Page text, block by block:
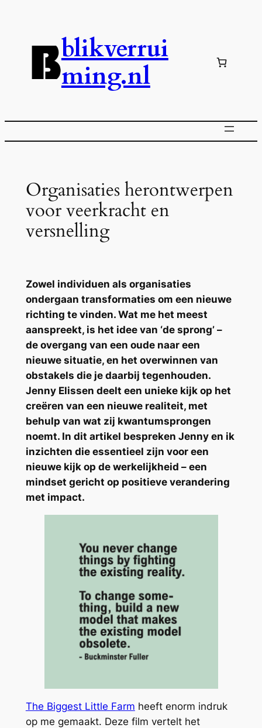
blikverrui
ming.nl
Organisaties herontwerpen
voor veerkracht en
versnelling
Zowel individuen als organisaties
ondergaan transformaties om een nieuwe
richting te vinden. Wat me het meest
aanspreekt, is het idee van ‘de sprong’ –
de overgang van een oude naar een
nieuwe situatie, en het overwinnen van
obstakels die je daarbij tegenhouden.
Jenny Elissen deelt een unieke kijk op het
creëren van een nieuwe realiteit, met
behulp van wat zij kwantumsprongen
noemt. In dit artikel bespreken Jenny en ik
inzichten die essentieel zijn voor een
nieuwe kijk op de werkelijkheid – een
mindset gericht op positieve verandering
met impact.
The Biggest Little Farm heeft enorm indruk
op me gemaakt. Deze film vertelt het